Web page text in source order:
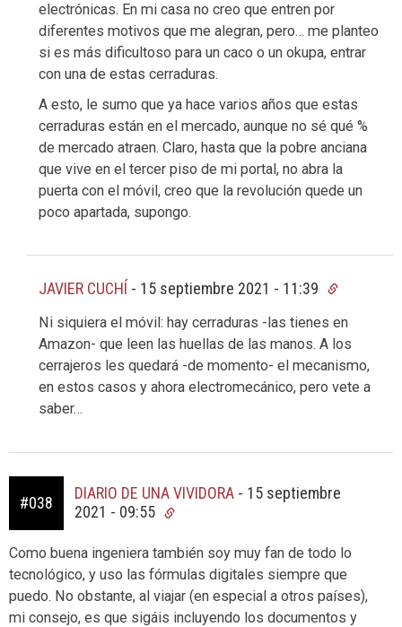
electrónicas. En mi casa no creo que entren por
diferentes motivos que me alegran, pero… me planteo
si es más dificultoso para un caco o un okupa, entrar
con una de estas cerraduras.
A esto, le sumo que ya hace varios años que estas
cerraduras están en el mercado, aunque no sé qué %
de mercado atraen. Claro, hasta que la pobre anciana
que vive en el tercer piso de mi portal, no abra la
puerta con el móvil, creo que la revolución quede un
poco apartada, supongo.
JAVIER CUCHÍ - 15 septiembre 2021 - 11:39
Ni siquiera el móvil: hay cerraduras -las tienes en
Amazon- que leen las huellas de las manos. A los
cerrajeros les quedará -de momento- el mecanismo,
en estos casos y ahora electromecánico, pero vete a
saber…
#038
DIARIO DE UNA VIVIDORA - 15 septiembre
2021 - 09:55
Como buena ingeniera también soy muy fan de todo lo
tecnológico, y uso las fórmulas digitales siempre que
puedo. No obstante, al viajar (en especial a otros países),
mi consejo, es que sigáis incluyendo los documentos y